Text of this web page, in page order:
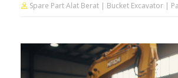
Spare Part Alat Berat | Bucket Excavator |